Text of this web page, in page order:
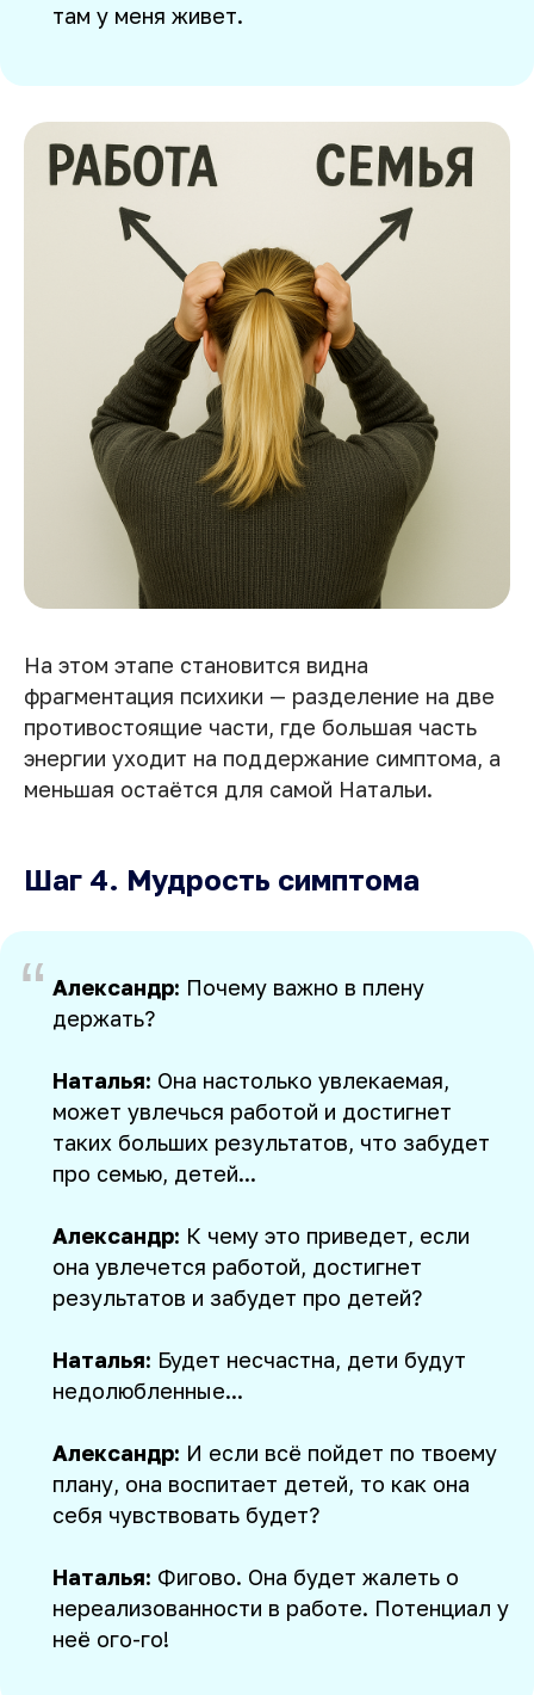
там у меня живет.
На этом этапе становится видна
фрагментация психики — разделение на две
противостоящие части, где большая часть
энергии уходит на поддержание симптома, а
меньшая остаётся для самой Натальи.
Шаг 4. Мудрость симптома
“ Александр: Почему важно в плену
держать?
Наталья: Она настолько увлекаемая,
может увлечься работой и достигнет
таких больших результатов, что забудет
про семью, детей...
Александр: К чему это приведет, если
она увлечется работой, достигнет
результатов и забудет про детей?
Наталья: Будет несчастна, дети будут
недолюбленные...
Александр: И если всё пойдет по твоему
плану, она воспитает детей, то как она
себя чувствовать будет?
Наталья: Фигово. Она будет жалеть о
нереализованности в работе. Потенциал у
неё ого-го!